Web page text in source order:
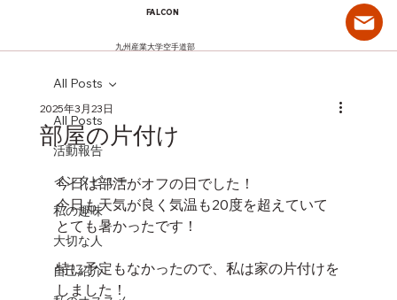
FALCON
九州産業大学空手道部
All Posts
活動報告
インタビュー
私の趣味
大切な人
自己紹介
All Posts
部屋の片付け
2025年3月23日
今日は部活がオフの日でした！
今日も天気が良く気温も20度を超えていて
とても暑かったです！
特に予定もなかったので、私は家の片付けを
しました！